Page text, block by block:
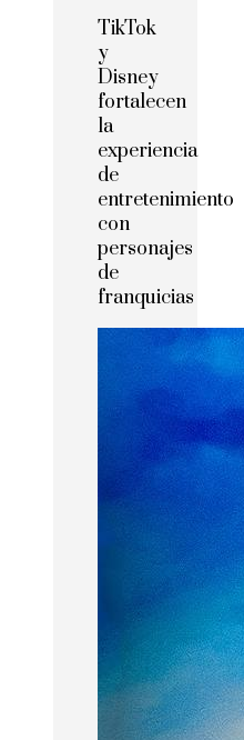
TikTok
y
Disney
fortalecen
la
experiencia
de
entretenimiento
con
personajes
de
franquicias